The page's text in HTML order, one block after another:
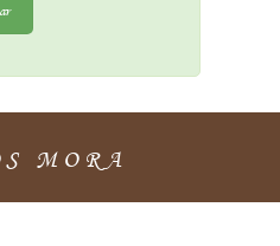
MORA